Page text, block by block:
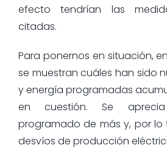
efecto tendrían las
citadas.
Para ponernos en situación,
se muestran cuáles han sido
y energía programadas
en cuestión. Se
programado de más y, por lo
desvíos de producción